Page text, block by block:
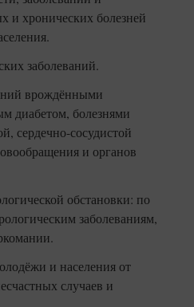
и хронических болезней
заболеваний.
врождёнными
диабетом, болезнями
сердечно-сосудистой
и органов
обстановки: по
заболеваниям,
и населения от
случаев и